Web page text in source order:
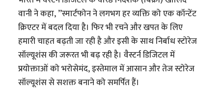
वानी ने कहा, ’’स्मार्टफोन ने लगभग हर व्यक्ति को एक कॉन्टेंट
क्रिएटर में बदल दिया है। फिर भी रचने और खपत के लिए
हमारी चाहत बढ़ती जा रही है और इसी के साथ निर्बाध स्टोरेज
सॉल्यूशंस की जरूरत भी बढ़ रही है। वैस्टर्न डिजिटल में
प्रयोक्ताओं को भरोसेमंद, इस्तेमाल में आसान और तेज स्टोरेज
सॉल्यूशंस से सशक्त बनाने को समर्पित हैं।